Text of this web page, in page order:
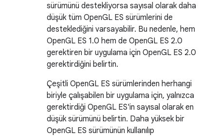
sürümünü destekliyorsa sayısal olarak daha
düşük tüm OpenGL ES sürümlerini de
desteklediğini varsayabilir. Bu nedenle, hem
OpenGL ES 1.0 hem de OpenGL ES 2.0
gerektiren bir uygulama için OpenGL ES 2.0
gerektirdiğini belirtin.
Çeşitli OpenGL ES sürümlerinden herhangi
biriyle çalışabilen bir uygulama için, yalnızca
gerektirdiği OpenGL ES'in sayısal olarak en
düşük sürümünü belirtin. Daha yüksek bir
OpenGL ES sürümünün kullanılıp